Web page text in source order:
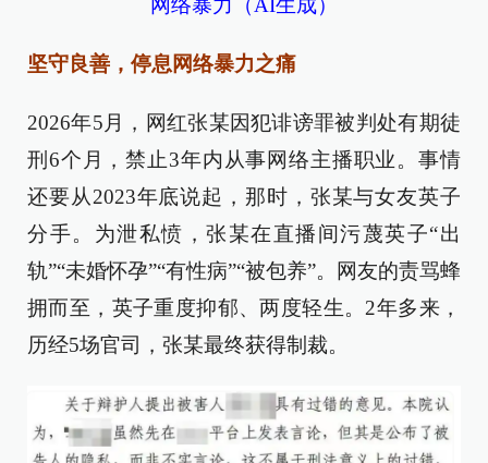
网络暴力（AI生成）
坚守良善，停息网络暴力之痛
2026年5月，网红张某因犯诽谤罪被判处有期徒
刑6个月，禁止3年内从事网络主播职业。事情
还要从2023年底说起，那时，张某与女友英子
分手。为泄私愤，张某在直播间污蔑英子“出
轨”“未婚怀孕”“有性病”“被包养”。网友的责骂蜂
拥而至，英子重度抑郁、两度轻生。2年多来，
历经5场官司，张某最终获得制裁。